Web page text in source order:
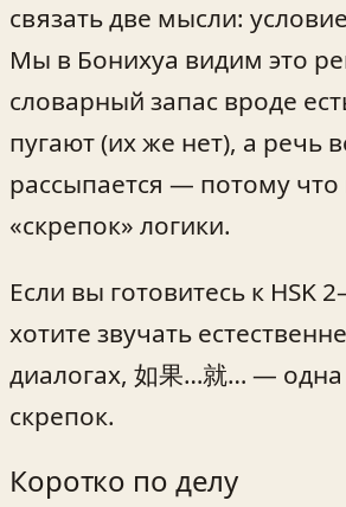
связать две мысли:
Мы в Бонихуа видим это
словарный запас вроде
пугают (их же нет), а речь
рассыпается — потому что
«скрепок» логики.
Если вы готовитесь к HSK
хотите звучать
диалогах, 如果…就… — одна
скрепок.
Коротко по делу